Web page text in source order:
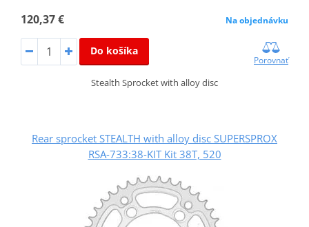
120,37 € Na objednávku
Do košíka
Porovnať
Stealth Sprocket with alloy disc
Rear sprocket STEALTH with alloy disc SUPERSPROX
RSA-733:38-KIT Kit 38T, 520